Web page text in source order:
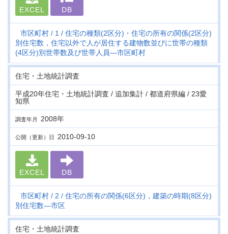
EXCEL DB
市区町村 1
住宅の種類(2区分)・住宅の所有の関係(2区分)
別住宅数，住宅以外で人が居住する建物数並びに世帯の種類
(4区分)別世帯数及び世帯人員―市区町村
住宅・土地統計調査
平成20年住宅・土地統計調査 / 追加集計 / 都道府県編 / 23愛
知県
調査年月 2008年
公開（更新）日 2010-09-10
EXCEL DB
市区町村 2
住宅の所有の関係(6区分)，建築の時期(8区分)
別住宅数―市区
住宅・土地統計調査